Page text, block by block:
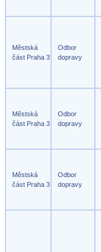
Městská
část Praha 3
Odbor
dopravy
Městská
část Praha 3
Odbor
dopravy
Městská
část Praha 3
Odbor
dopravy